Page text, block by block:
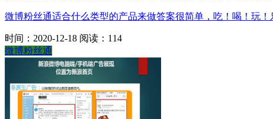
微博粉丝通适合什么类型的产品来做答案很简单，吃！喝！玩
时间：2020-12-18 阅读：114
微博粉丝通